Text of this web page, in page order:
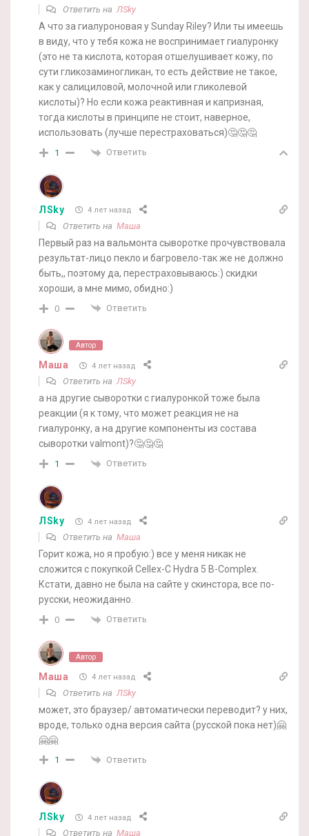
Ответить наЛSky
А что за гиалуроновая у Sunday Riley? Или ты имеешь
в виду, что у тебя кожа не воспринимает гиалуронку
(это не та кислота, которая отшелушивает кожу, по
сути гликозаминогликан, то есть действие не такое,
как у салициловой, молочной или гликолевой
кислоты)? Но если кожа реактивная и капризная,
тогда кислоты в принципе не стоит, наверное,
использовать (лучше перестраховаться)🤔🤔🤔
1 Ответить
ЛSky 4 лет назад
Ответить на Маша
Первый раз на вальмонта сыворотке прочувствовала
результат-лицо пекло и багровело-так же не должно
быть,, поэтому да, перестраховываюсь:) скидки
хороши, а мне мимо, обидно:)
0 Ответить
Автор
Маша 4 лет назад
Ответить наЛSky
а на другие сыворотки с гиалуронкой тоже была
реакции (я к тому, что может реакция не на
гиалуронку, а на другие компоненты из состава
сыворотки valmont)?🤔🤔🤔
1 Ответить
ЛSky 4 лет назад
Ответить на Маша
Горит кожа, но я пробую:) все у меня никак не
сложится с покупкой Cellex-C Hydra 5 B-Complex.
Кстати, давно не была на сайте у скинстора, все по-
русски, неожиданно.
0 Ответить
Автор
Маша 4 лет назад
Ответить на ЛSky
может, это браузер/ автоматически переводит? у них,
вроде, только одна версия сайта (русской пока нет)🤗
🤗🤗
1 Ответить
ЛSky 4 лет назад
Ответить на Маша